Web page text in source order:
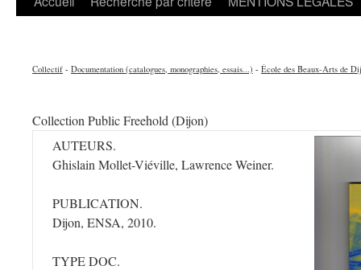
Collectif - Documentation (catalogues, monographies, essais...) - École des Beaux-Arts de
Collection Public Freehold (Dijon)
AUTEURS.
Ghislain Mollet-Viéville, Lawrence Weiner.
PUBLICATION.
Dijon, ENSA, 2010.
TYPE DOC.